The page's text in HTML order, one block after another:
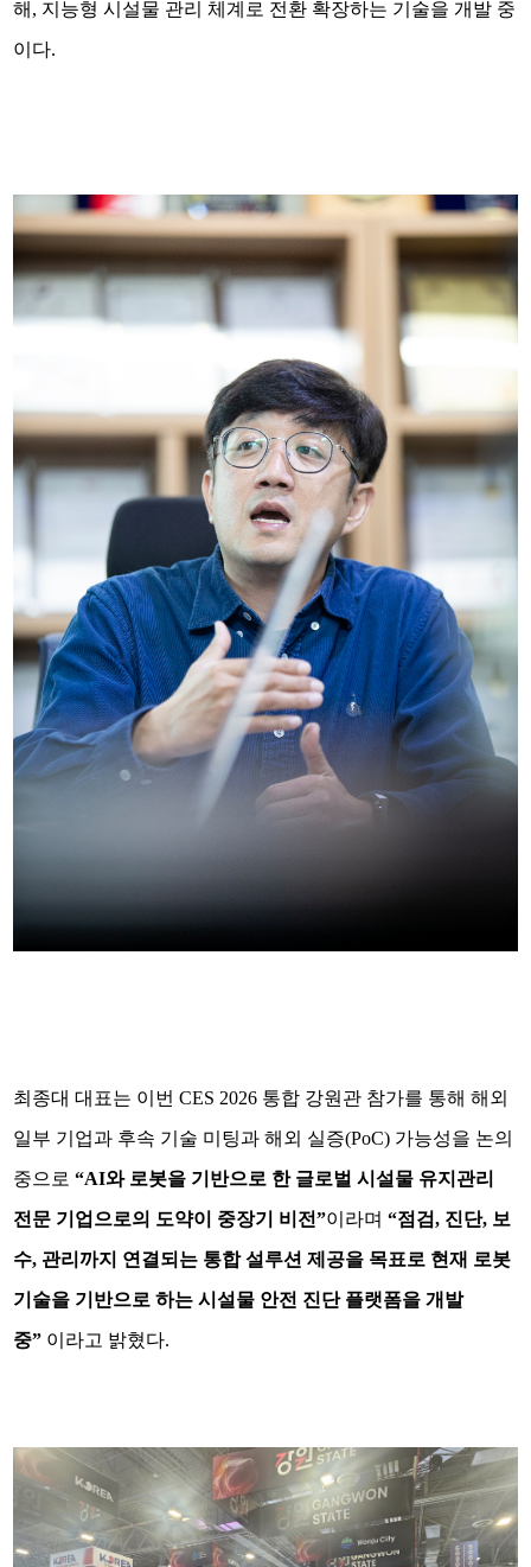
해, 지능형 시설물 관리 체계로 전환 확장하는 기술을 개발 중
이다.
최종대 대표는 이번 CES 2026 통합 강원관 참가를 통해 해외
일부 기업과 후속 기술 미팅과 해외 실증(PoC) 가능성을 논의
중으로“AI와 로봇을 기반으로 한 글로벌 시설물 유지관리
전문 기업으로의 도약이 중장기 비전”이라며“점검, 진단, 보
수, 관리까지 연결되는 통합 설루션 제공을 목표로 현재 로봇
기술을 기반으로 하는 시설물 안전 진단 플랫폼을 개발
중” 이라고 밝혔다.